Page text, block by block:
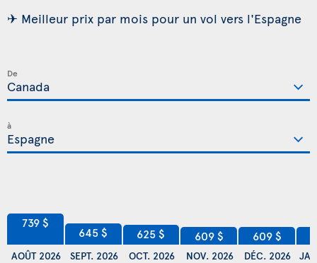
✈ Meilleur prix par mois pour un vol vers l'Espagne
De
à
739 $
AOÛT 2026
645 $
SEPT. 2026
625 $
OCT. 2026
609 $
NOV. 2026
609 $
DÉC. 2026